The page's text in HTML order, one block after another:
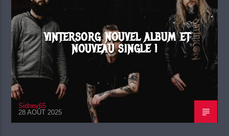
VINTERSORG NOUVEL ALBUM ET
NOUVEAU SINGLE !
Sidney65
28 AOÛT 2025